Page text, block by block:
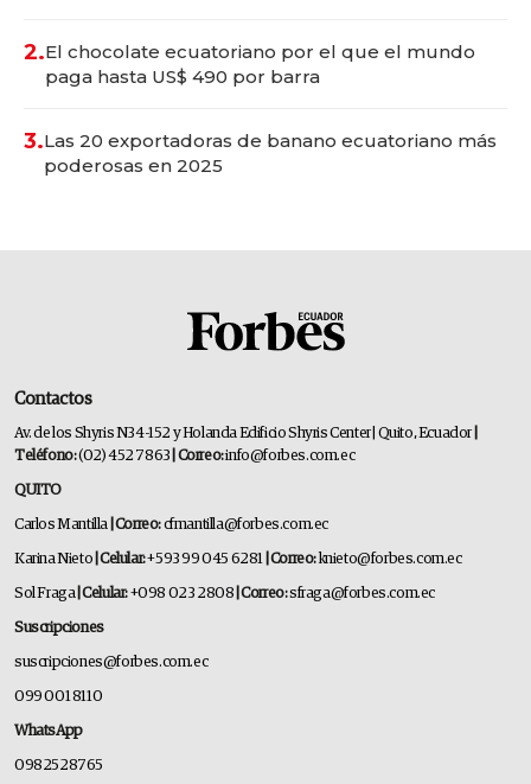
2.El chocolate ecuatoriano por el que el mundo
paga hasta US$ 490 por barra
3.Las 20 exportadoras de banano ecuatoriano más
poderosas en 2025
Contactos
Av. de los Shyris N34-152 y Holanda Edificio Shyris Center | Quito, Ecuador
Teléfono:(02) 452 7863 | Correo:info@forbes.com.ec
QUITO
Carlos Mantilla | Correo:cfmantilla@forbes.com.ec
Karina Nieto | Celular:+593 99 045 6281 | Correo:knieto@forbes.com.ec
Sol Fraga| Celular:+098 023 2808 | Correo:sfraga@forbes.com.ec
Suscripciones
suscripciones@forbes.com.ec
099 001 8110
WhatsApp
0982528765